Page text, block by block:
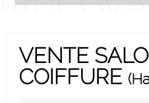
VENTE
COIFFURE